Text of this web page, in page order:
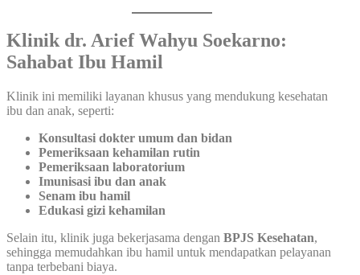
Klinik dr. Arief Wahyu Soekarno:
Sahabat Ibu Hamil
Klinik ini memiliki layanan khusus yang mendukung kesehatan
ibu dan anak, seperti:
Konsultasi dokter umum dan bidan
Pemeriksaan kehamilan rutin
Pemeriksaan laboratorium
Imunisasi ibu dan anak
Senam ibu hamil
Edukasi gizi kehamilan
Selain itu, klinik juga bekerjasama dengan BPJS Kesehatan,
sehingga memudahkan ibu hamil untuk mendapatkan pelayanan
tanpa terbebani biaya.